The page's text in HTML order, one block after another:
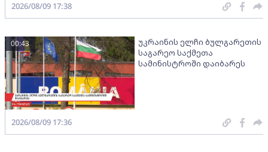
2026/08/09 17:38
უკრაინის ელჩი ბულგარეთის
საგარეო საქმეთა
სამინისტროში დაიბარეს
00:43
2026/08/09 17:36